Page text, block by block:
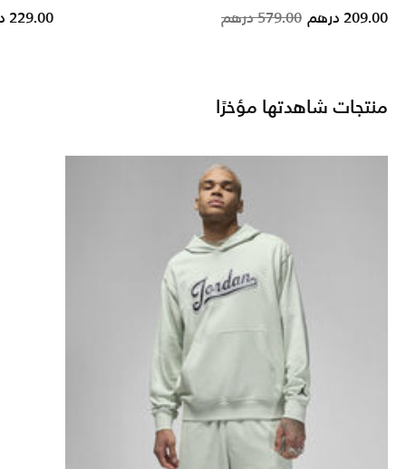
Price
579.00 درهم to
209.00 درهم
reduced from
to
229.00 درهم
منتجات شاهدتها مؤخرًا